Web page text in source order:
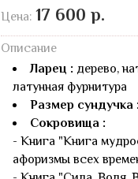
Цена: 17 600 р.
Описание
Ларец : дерево,
латунная фурнитура
Размер сундучка :
Сокровища :
- Книга "Книга
афоризмы всех